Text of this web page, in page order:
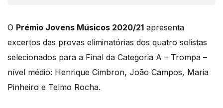
O Prémio Jovens Músicos 2020/21 apresenta
excertos das provas eliminatórias dos quatro solistas
selecionados para a Final da Categoria A – Trompa –
nível médio: Henrique Cimbron, João Campos, Maria
Pinheiro e Telmo Rocha.